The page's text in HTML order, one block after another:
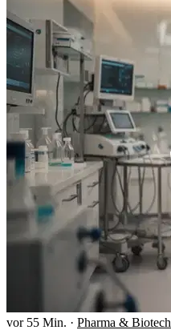
vor 55 Min. · Pharma & Biotech